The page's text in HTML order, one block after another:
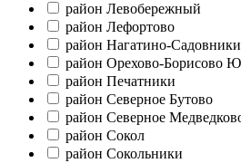
район Левобережный
район Лефортово
район Нагатино-Садовники
район Орехово-Борисово
район Печатники
район Северное Бутово
район Северное
район Сокол
район Сокольники